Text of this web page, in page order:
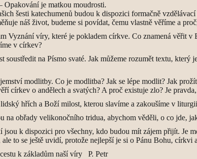
Opakování je matkou moudrosti.
šesti katechumenů budou k dispozici formačně
náš život, budeme si povídat, čemu vlastně věříme a
Vyznání víry, které je pokladem církve. Co znamená věřit
v církev?
soustředit na Písmo svaté. Jak můžeme rozumět textu,
modlitby. Co je modlitba? Jak se lépe modlit? Jak
církev o andělech a svatých? A proč existuje zlo? Je
hřích a Boží milost, kterou slavíme a zakoušíme v
na obřady velikonočního tridua, abychom věděli, o co jde,
jsou k dispozici pro všechny, kdo budou mít zájem přijít. Je
ale to se ještě uvidí, protože nejlepší je si o Pánu Bohu,
k základům naší víry P. Petr